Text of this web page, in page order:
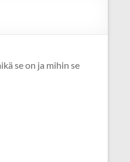
se on ja mihin se